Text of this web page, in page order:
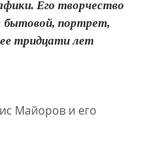
Его творчество
портрет,
тридцати лет